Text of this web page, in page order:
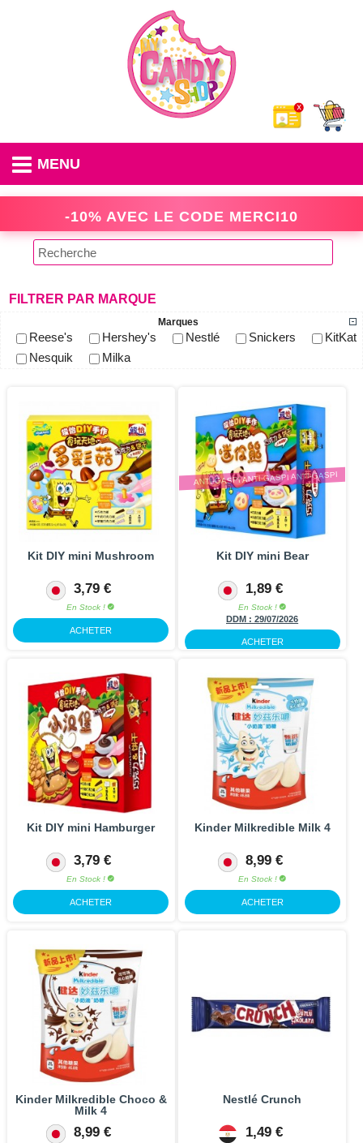
MENU
-10% AVEC LE CODE MERCI10
FILTRER PAR MARQUE
Marques
Reese's Hershey's Nestlé Snickers
KitKat
Nesquik
Milka
Kit DIY mini Mushroom
3,79 €
En Stock !
ACHETER
ANTI-GASPI ANTI-GASPI ANTI-GASPI
Kit DIY mini Bear
1,89 €
En Stock !
DDM :29/07/2026
ACHETER
Kit DIY mini Hamburger
3,79 €
En Stock !
ACHETER
Kinder Milkredible Milk 4
8,99 €
En Stock !
ACHETER
Kinder Milkredible Choco &
Milk 4
8,99 €
Nestlé Crunch
1,49 €